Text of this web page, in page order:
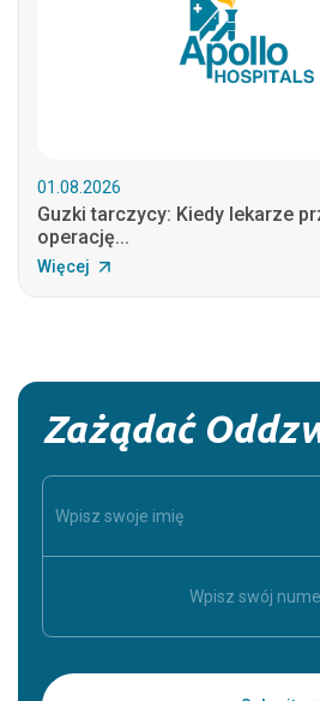
01.08.2026
Guzki tarczycy: Kiedy lekarze
operację...
Więcej
Zażądać